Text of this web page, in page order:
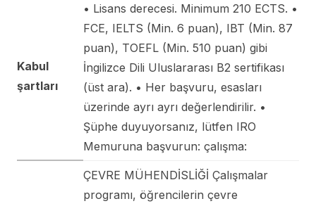
Kabul
şartları
• Lisans derecesi. Minimum 210 ECTS. •
FCE, IELTS (Min. 6 puan), IBT (Min. 87
puan), TOEFL (Min. 510 puan) gibi
İngilizce Dili Uluslararası B2 sertifikası
(üst ara). • Her başvuru, esasları
üzerinde ayrı ayrı değerlendirilir. •
Şüphe duyuyorsanız, lütfen IRO
Memuruna başvurun: çalışma:
ÇEVRE MÜHENDİSLİĞİ Çalışmalar
programı, öğrencilerin çevre